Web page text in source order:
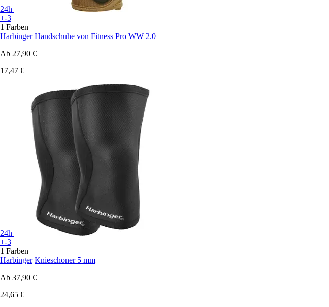
24h
+-3
1 Farben
Harbinger Handschuhe von Fitness Pro WW 2.0
Ab 27,90 €
17,47 €
24h
+-3
1 Farben
Harbinger Knieschoner 5 mm
Ab 37,90 €
24,65 €